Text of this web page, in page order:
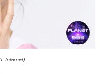
Internet).